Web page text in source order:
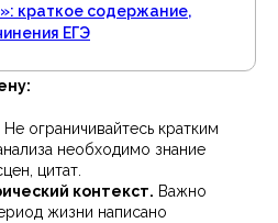
краткое содержание,
ЕГЭ
Не ограничивайтесь кратким
необходимо знание
цитат.
контекст. Важно
жизни написано